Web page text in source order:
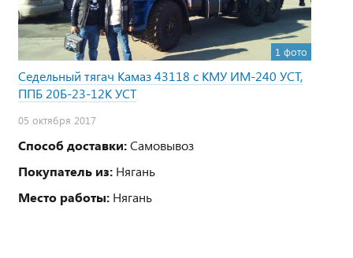
1 фото
Седельный тягач Камаз 43118 с КМУ ИМ-240 УСТ,
ППБ 20Б-23-12К УСТ
05 октября 2017
Способ доставки:Самовывоз
Покупатель из: Нягань
Место работы: Нягань